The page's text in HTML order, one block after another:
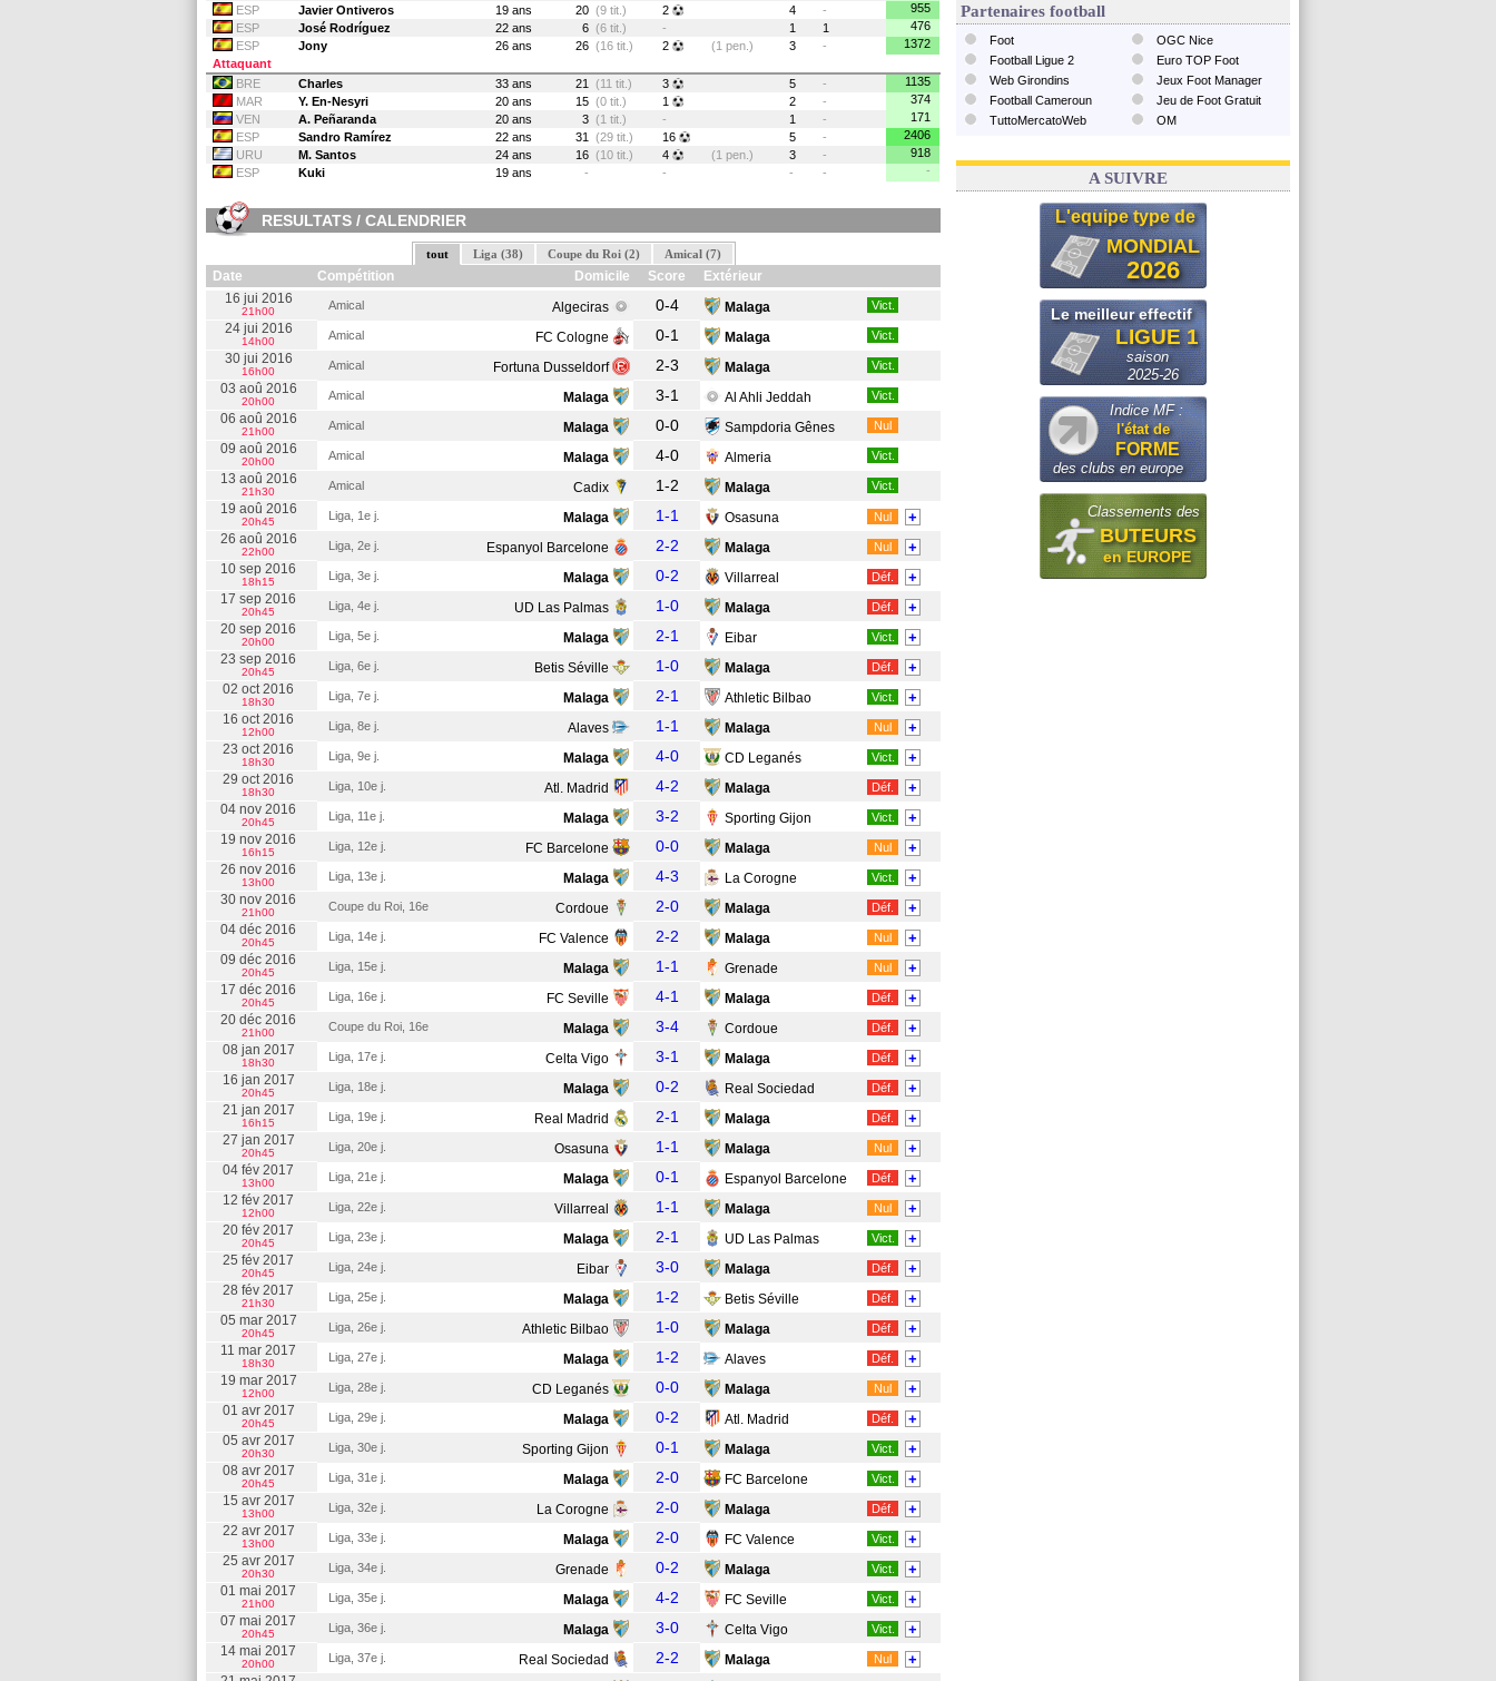
ESP
Javier Ontiveros 19 ans 20 (9 tit.) 2 4 -
955
ESP
José Rodríguez 22 ans 6 (6 tit.) - 1 1
476
ESP
Jony 26 ans 26 (16 tit.) 2 (1 pen.) 3 -
1372
Attaquant
BRE
Charles 33 ans 21 (11 tit.) 3 5 -
1135
MAR
Y. En-Nesyri 20 ans 15 (0 tit.) 1 2 -
374
VEN
A. Peñaranda 20 ans 3 (1 tit.) - 1 -
171
ESP
Sandro Ramírez 22 ans 31 (29 tit.) 16 5 -
2406
URU
M. Santos 24 ans 16 (10 tit.) 4 (1 pen.) 3 -
918
ESP
Kuki 19 ans - - - - -
RESULTATS / CALENDRIER
tout Liga (38) Coupe du Roi (2) Amical (7)
Date Compétition Domicile Score
Extérieur
16 jui 2016
21h00 Amical Algeciras 0-4 Malaga Vict.
24 jui 2016
14h00 Amical FC Cologne 0-1 Malaga Vict.
30 jui 2016
16h00 Amical Fortuna Dusseldorf 2-3 Malaga Vict.
03 aoû 2016
20h00 Amical Malaga 3-1 Al Ahli Jeddah Vict.
06 aoû 2016
21h00 Amical Malaga 0-0 Sampdoria Gênes Nul
09 aoû 2016
20h00 Amical Malaga 4-0 Almeria Vict.
13 aoû 2016
21h30 Amical Cadix 1-2 Malaga Vict.
19 aoû 2016
20h45 Liga, 1e j. Malaga 1-1 Osasuna Nul +
26 aoû 2016
22h00 Liga, 2e j. Espanyol Barcelone 2-2 Malaga Nul +
10 sep 2016
18h15 Liga, 3e j. Malaga 0-2 Villarreal Déf. +
17 sep 2016
20h45 Liga, 4e j. UD Las Palmas 1-0 Malaga Déf. +
20 sep 2016
20h00 Liga, 5e j. Malaga 2-1 Eibar Vict. +
23 sep 2016
20h45 Liga, 6e j. Betis Séville 1-0 Malaga Déf. +
02 oct 2016
18h30 Liga, 7e j. Malaga 2-1 Athletic Bilbao Vict. +
16 oct 2016
12h00 Liga, 8e j. Alaves 1-1 Malaga Nul +
23 oct 2016
18h30 Liga, 9e j. Malaga 4-0 CD Leganés Vict. +
29 oct 2016
18h30 Liga, 10e j. Atl. Madrid 4-2 Malaga Déf. +
04 nov 2016
20h45 Liga, 11e j. Malaga 3-2 Sporting Gijon Vict. +
19 nov 2016
16h15 Liga, 12e j. FC Barcelone 0-0 Malaga Nul +
26 nov 2016
13h00 Liga, 13e j. Malaga 4-3 La Corogne Vict. +
30 nov 2016
21h00 Coupe du Roi, 16e Cordoue 2-0 Malaga Déf. +
04 déc 2016
20h45 Liga, 14e j. FC Valence 2-2 Malaga Nul +
09 déc 2016
20h45 Liga, 15e j. Malaga 1-1 Grenade Nul +
17 déc 2016
20h45 Liga, 16e j. FC Seville 4-1 Malaga Déf. +
20 déc 2016
21h00 Coupe du Roi, 16e Malaga 3-4 Cordoue Déf. +
08 jan 2017
18h30 Liga, 17e j. Celta Vigo 3-1 Malaga Déf. +
16 jan 2017
20h45 Liga, 18e j. Malaga 0-2 Real Sociedad Déf. +
21 jan 2017
16h15 Liga, 19e j. Real Madrid 2-1 Malaga Déf. +
27 jan 2017
20h45 Liga, 20e j. Osasuna 1-1 Malaga Nul +
04 fév 2017
13h00 Liga, 21e j. Malaga 0-1 Espanyol Barcelone Déf. +
12 fév 2017
12h00 Liga, 22e j. Villarreal 1-1 Malaga Nul +
20 fév 2017
20h45 Liga, 23e j. Malaga 2-1 UD Las Palmas Vict. +
25 fév 2017
20h45 Liga, 24e j. Eibar 3-0 Malaga Déf. +
28 fév 2017
21h30 Liga, 25e j. Malaga 1-2 Betis Séville Déf. +
05 mar 2017
20h45 Liga, 26e j. Athletic Bilbao 1-0 Malaga Déf. +
11 mar 2017
18h30 Liga, 27e j. Malaga 1-2 Alaves Déf. +
19 mar 2017
12h00 Liga, 28e j. CD Leganés 0-0 Malaga Nul +
01 avr 2017
20h45 Liga, 29e j. Malaga 0-2 Atl. Madrid Déf. +
05 avr 2017
20h30 Liga, 30e j. Sporting Gijon 0-1 Malaga Vict. +
08 avr 2017
20h45 Liga, 31e j. Malaga 2-0 FC Barcelone Vict. +
15 avr 2017
13h00 Liga, 32e j. La Corogne 2-0 Malaga Déf. +
22 avr 2017
13h00 Liga, 33e j. Malaga 2-0 FC Valence Vict. +
25 avr 2017
20h30 Liga, 34e j. Grenade 0-2 Malaga Vict. +
01 mai 2017
21h00 Liga, 35e j. Malaga 4-2 FC Seville Vict. +
07 mai 2017
20h45 Liga, 36e j. Malaga 3-0 Celta Vigo Vict. +
14 mai 2017
20h00 Liga, 37e j. Real Sociedad 2-2 Malaga Nul +
Partenaires football
Foot
Football Ligue 2
Web Girondins
Football Cameroun
TuttoMercatoWeb
OGC Nice
Euro TOP Foot
Jeux Foot Manager
Jeu de Foot Gratuit
OM
A SUIVRE
L'equipe type de
MONDIAL
2026
Le meilleur effectif
LIGUE 1
saison
2025-26
Indice MF :
l'état de
FORME
des clubs en europe
Classements des
BUTEURS
en EUROPE